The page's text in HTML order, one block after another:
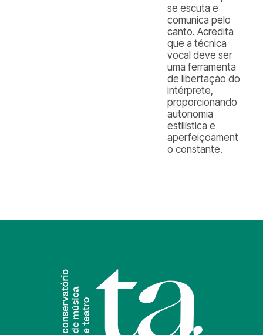
se escuta e
comunica pelo
canto. Acredita
que a técnica
vocal deve ser
uma ferramenta
de libertação do
intérprete,
proporcionando
autonomia
estilística e
aperfeiçoament
o constante.